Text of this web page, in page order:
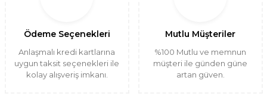
Ödeme Seçenekleri
Anlaşmalı kredi kartlarına
uygun taksit seçenekleri ile
kolay alışveriş imkanı.
Mutlu Müşteriler
%100 Mutlu ve memnun
müşteri ile günden güne
artan güven.